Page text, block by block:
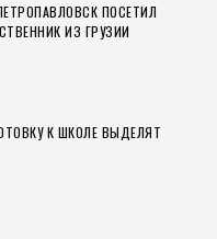
ПОСЕТИЛ
ИЗ ГРУЗИИ
К ШКОЛЕ ВЫДЕЛЯТ